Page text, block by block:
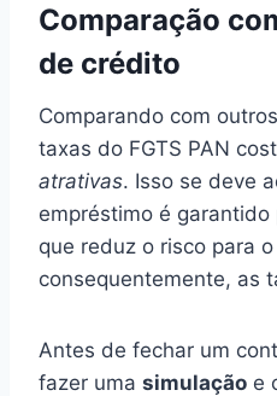
Comparação
de crédito
Comparando com
taxas do FGTS PAN
atrativas. Isso se deve
empréstimo é garantido
que reduz o risco para
consequentemente, as
Antes de fechar um
fazer uma simulação e